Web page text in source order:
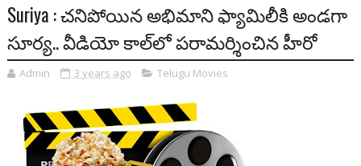
Suriya : చనిపోయిన అభిమాని ఫ్యామిలీకి అండగా
సూర్య.. వీడియో కాల్‌లో పరామర్శించిన హీరో
Admin 3 years ago Telugu Movies